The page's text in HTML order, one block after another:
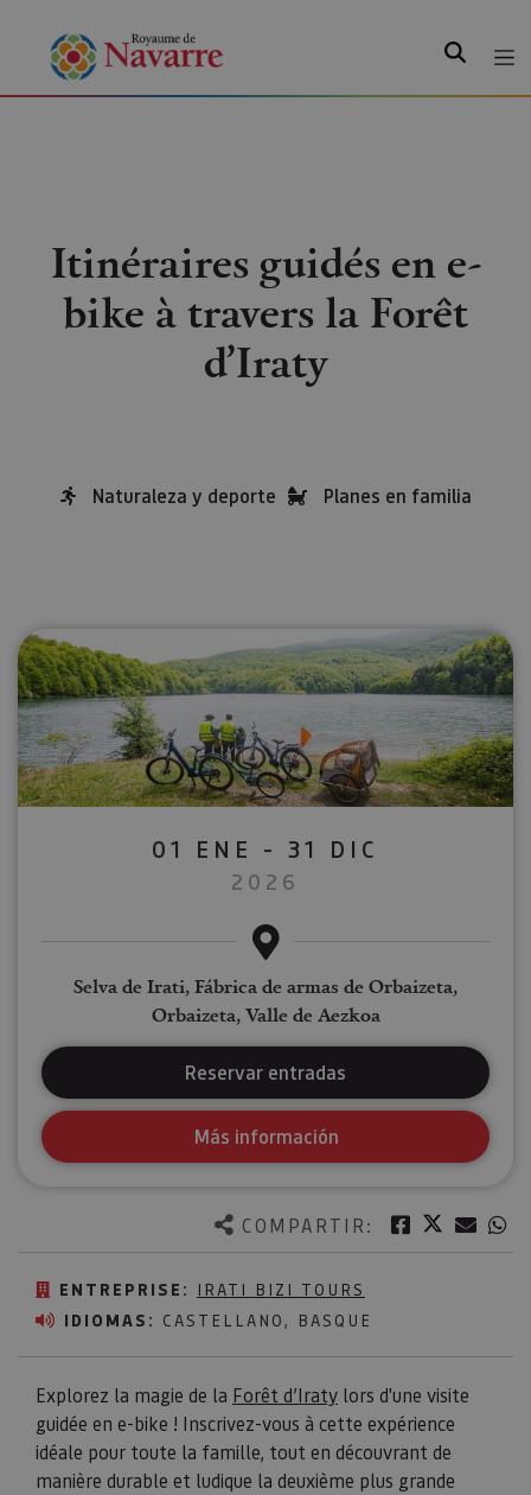
Itinéraires guidés en e-
bike à travers la Forêt
d’Iraty
Naturaleza y deporte Planes en familia
COMPARTIR: Facebook
Twitter
ENTREPRISE: IRATI BIZI TOURS
IDIOMAS: CASTELLANO, BASQUE
Explorez la magie de la Forêt d’Iraty lors d'une visite
guidée en e-bike ! Inscrivez-vous à cette expérience
idéale pour toute la famille, tout en découvrant de
manière durable et ludique la deuxième plus grande
01 ENE - 31 DIC
2026
Selva de Irati, Fábrica de armas de Orbaizeta,
Orbaizeta, Valle de Aezkoa
Reservar entradas
Más información